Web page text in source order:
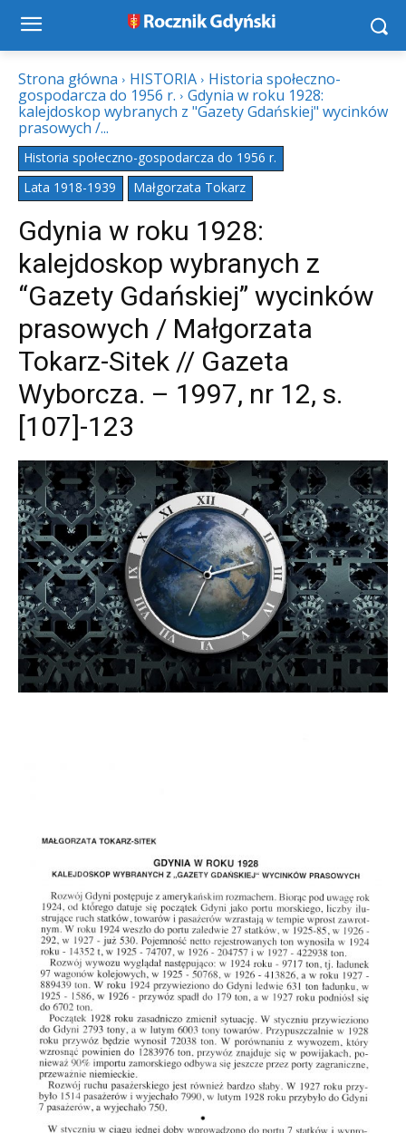
Strona główna HISTORIA
Historia społeczno-
gospodarcza do 1956 r.
Gdynia w roku 1928:
kalejdoskop wybranych z "Gazety Gdańskiej" wycinków
prasowych /...
Historia społeczno-gospodarcza do 1956 r.
Lata 1918-1939
Małgorzata Tokarz
Gdynia w roku 1928:
kalejdoskop wybranych z
“Gazety Gdańskiej” wycinków
prasowych / Małgorzata
Tokarz-Sitek // Gazeta
Wyborcza. – 1997, nr 12, s.
[107]-123